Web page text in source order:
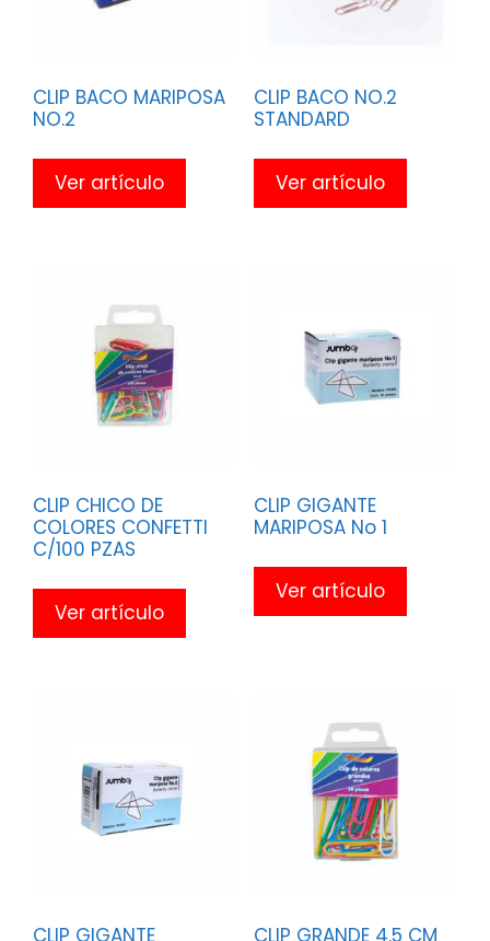
CLIP BACO MARIPOSA
NO.2
Ver artículo
CLIP BACO NO.2
STANDARD
Ver artículo
CLIP CHICO DE
COLORES CONFETTI
C/100 PZAS
Ver artículo
CLIP GIGANTE
MARIPOSA No 1
Ver artículo